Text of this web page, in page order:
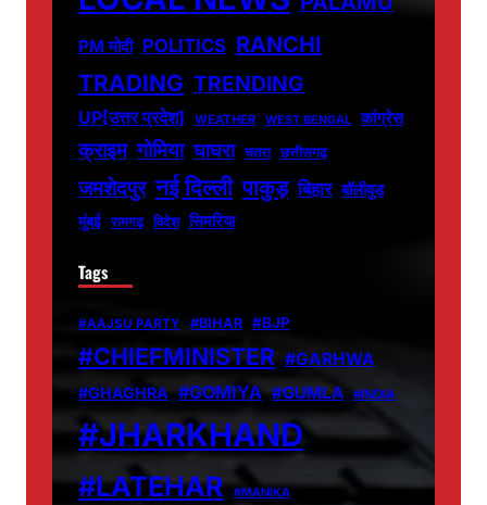
PM मोदी POLITICS RANCHI
TRADING TRENDING
UP[उत्तर प्रदेश] WEATHER WEST BENGAL कांग्रेस
क्राइम गोमिया घाघरा चतरा छत्तीसगढ़
जमशेदपुर नई दिल्ली पाकुड़ बिहार बॉलीवुड
मुंबई रामगढ़ विदेश सिमरिया
Tags
#AAJSU PARTY #BIHAR #BJP
#CHIEFMINISTER #GARHWA
#GHAGHRA #GOMIYA #GUMLA #INDIA
#JHARKHAND
#LATEHAR #MANIKA